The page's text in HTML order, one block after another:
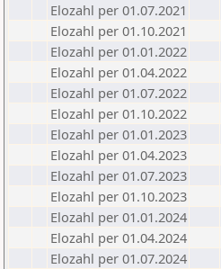
Elozahl per 01.07.2021
Elozahl per 01.10.2021
Elozahl per 01.01.2022
Elozahl per 01.04.2022
Elozahl per 01.07.2022
Elozahl per 01.10.2022
Elozahl per 01.01.2023
Elozahl per 01.04.2023
Elozahl per 01.07.2023
Elozahl per 01.10.2023
Elozahl per 01.01.2024
Elozahl per 01.04.2024
Elozahl per 01.07.2024